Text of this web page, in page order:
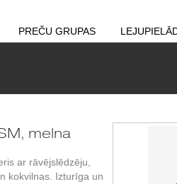
PREČU GRUPAS
melna
ar rāvējslēdzēju,
kokvilnas. Izturīga un